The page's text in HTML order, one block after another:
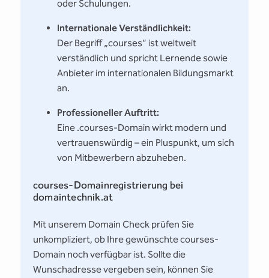
oder Schulungen.
Internationale Verständlichkeit:
Der Begriff „courses“ ist weltweit
verständlich und spricht Lernende sowie
Anbieter im internationalen Bildungsmarkt
an.
Professioneller Auftritt:
Eine .courses-Domain wirkt modern und
vertrauenswürdig – ein Pluspunkt, um sich
von Mitbewerbern abzuheben.
courses-Domainregistrierung bei
domaintechnik.at
Mit unserem Domain Check prüfen Sie
unkompliziert, ob Ihre gewünschte courses-
Domain noch verfügbar ist. Sollte die
Wunschadresse vergeben sein, können Sie